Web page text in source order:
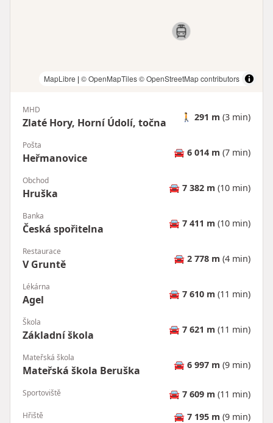
MapLibre | © OpenMapTiles© OpenStreetMap contributors
MHD
Zlaté Hory, Horní Údolí, točna 🚶 291 m (3 min)
Pošta
Heřmanovice 🚘 6 014 m (7 min)
Obchod
Hruška 🚘 7 382 m (10 min)
Banka
Česká spořitelna 🚘 7 411 m (10 min)
Restaurace
V Gruntě 🚘 2 778 m (4 min)
Lékárna
Agel 🚘 7 610 m (11 min)
Škola
Základní škola 🚘 7 621 m (11 min)
Mateřská škola
Mateřská škola Beruška 🚘 6 997 m (9 min)
Sportoviště 🚘 7 609 m (11 min)
Hřiště 🚘 7 195 m (9 min)